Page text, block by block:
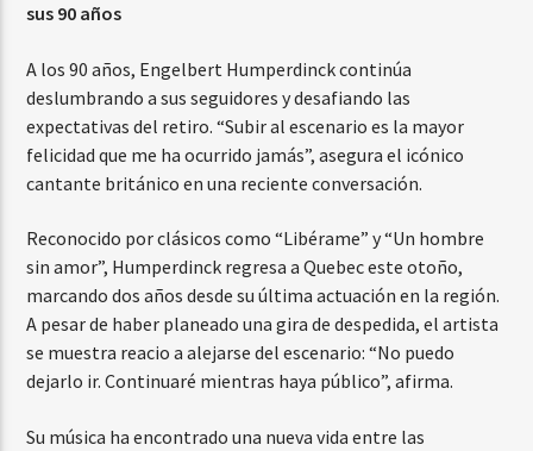
sus 90 años
A los 90 años, Engelbert Humperdinck continúa
deslumbrando a sus seguidores y desafiando las
expectativas del retiro. “Subir al escenario es la mayor
felicidad que me ha ocurrido jamás”, asegura el icónico
cantante británico en una reciente conversación.
Reconocido por clásicos como “Libérame” y “Un hombre
sin amor”, Humperdinck regresa a Quebec este otoño,
marcando dos años desde su última actuación en la región.
A pesar de haber planeado una gira de despedida, el artista
se muestra reacio a alejarse del escenario: “No puedo
dejarlo ir. Continuaré mientras haya público”, afirma.
Su música ha encontrado una nueva vida entre las